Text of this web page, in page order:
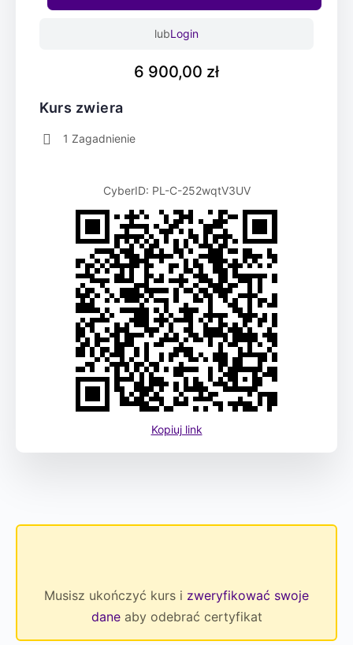
Musisz ukończyć kurs i zweryfikować swoje
daneaby odebrać certyfikat
lubLogin
6 900,00 zł
Kurs zwiera
1 Zagadnienie
CyberID: PL-C-252wqtV3UV
Kopiuj link